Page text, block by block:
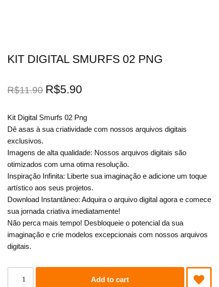
KIT DIGITAL SMURFS 02 PNG
R$11.90 R$5.90
Kit Digital Smurfs 02 Png
Dê asas à sua criatividade com nossos arquivos digitais
exclusivos.
Imagens de alta qualidade: Nossos arquivos digitais são
otimizados com uma otima resolução.
Inspiração Infinita: Liberte sua imaginação e adicione um toque
artístico aos seus projetos.
Download Instantâneo: Adquira o arquivo digital agora e comece
sua jornada criativa imediatamente!
Não perca mais tempo! Desbloqueie o potencial da sua
imaginação e crie modelos excepcionais com nossos arquivos
digitais.
Add to cart